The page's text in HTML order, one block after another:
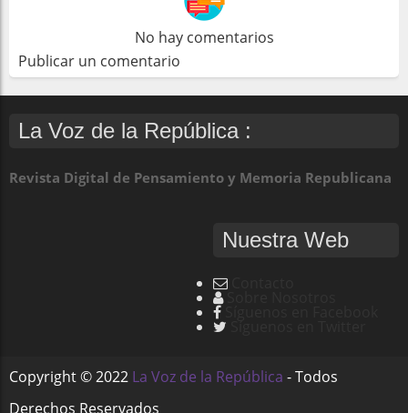
No hay comentarios
Publicar un comentario
La Voz de la República :
Revista Digital de Pensamiento y Memoria Republicana
Nuestra Web
Copyright ©2022 La Voz de la República - Todos
Derechos Reservados